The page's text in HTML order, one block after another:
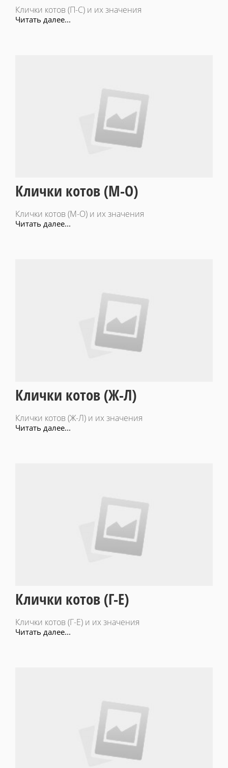
Клички котов (П-С) и их значения
Читать далее...
Клички котов (М-О)
Клички котов (М-О) и их значения
Читать далее...
Клички котов (Ж-Л)
Клички котов (Ж-Л) и их значения
Читать далее...
Клички котов (Г-Е)
Клички котов (Г-Е) и их значения
Читать далее...